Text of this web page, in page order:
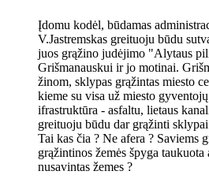
Įdomu kodėl, būdamas
V.Jastremskas greituoju būdu
juos grąžino judėjimo "Alytaus
Grišmanauskui ir jo motinai.
žinom, sklypas grąžintas miesto
kieme su visa už miesto
ifrastruktūra - asfaltu, lietaus
greituoju būdu dar grąžinti
Tai kas čia ? Ne afera ? Saviems
grąžintinos žemės špyga
nusavintas žemes ?